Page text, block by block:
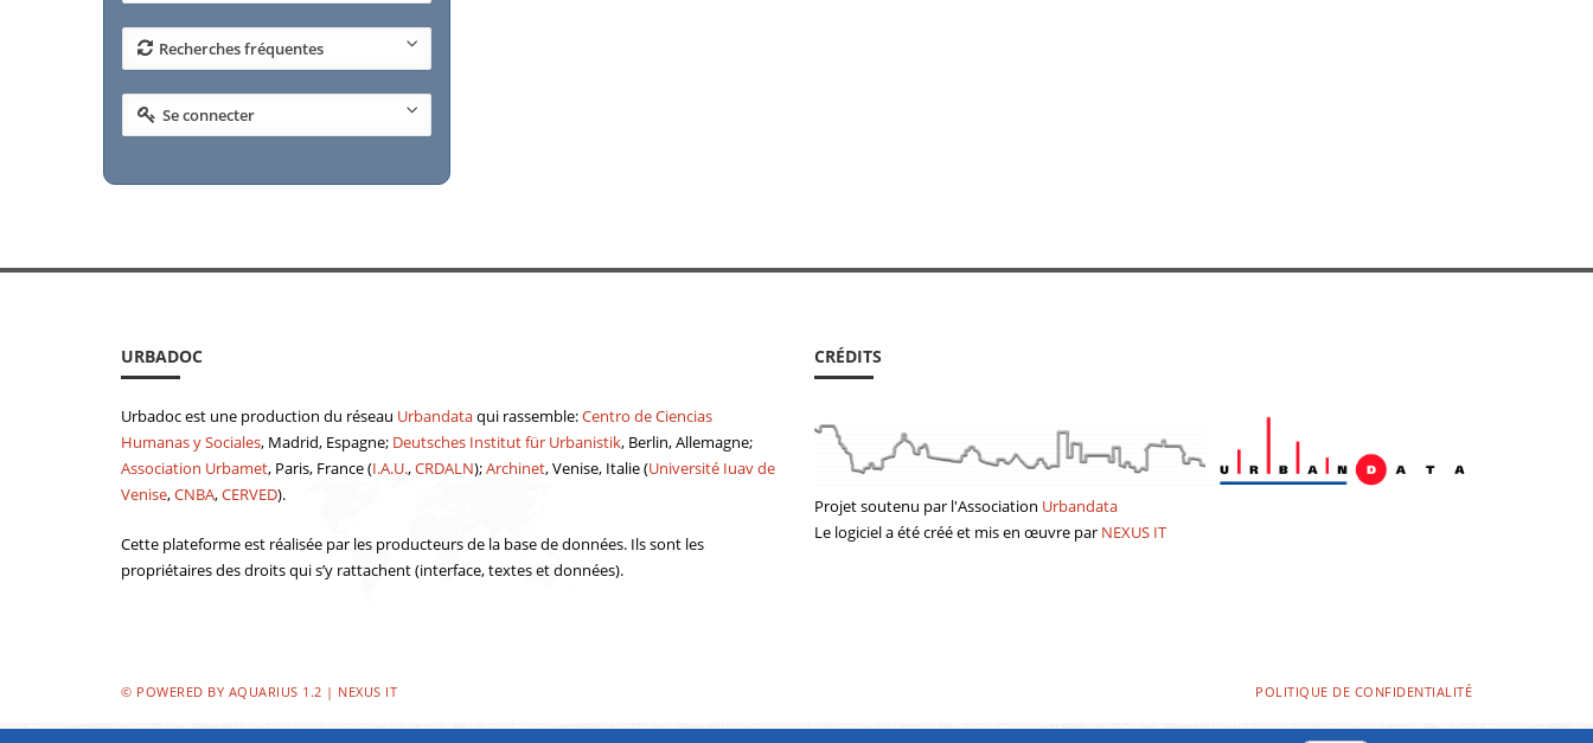
Recherches fréquentes
Se connecter
URBADOC
Urbadoc est une production du réseau Urbandataqui rassemble:Centro de Ciencias
Humanas y Sociales, Madrid, Espagne; Deutsches Institut für Urbanistik, Berlin, Allemagne;
Association Urbamet, Paris, France (I.A.U.,CRDALN);Archinet, Venise, Italie (Université Iuav de
Venise,CNBA,CERVED).
Cette plateforme est réalisée par les producteurs de la base de données. Ils sont les
propriétaires des droits qui s’y rattachent (interface, textes et données).
CRÉDITS
Projet soutenu par l'Association Urbandata
Le logiciel a étécrééet mis en œuvre par NEXUS IT
© POWERED BY AQUARIUS 1.2 | NEXUS IT POLITIQUE DE CONFIDENTIALITÉ